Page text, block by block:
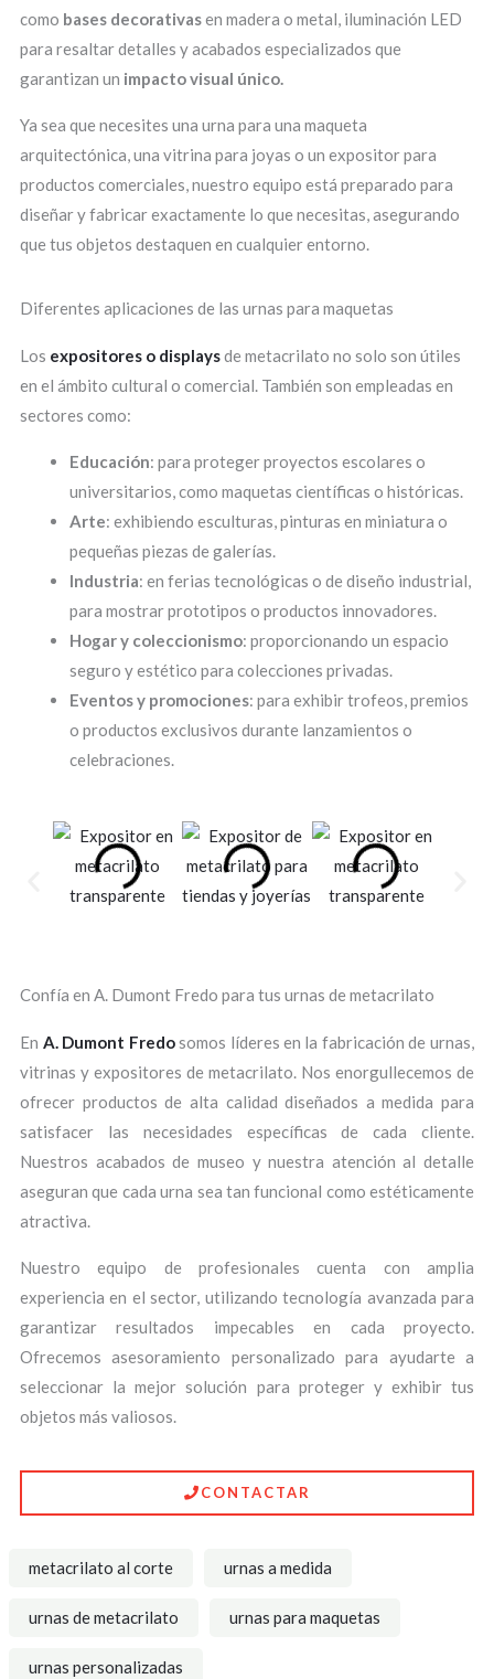
como bases decorativasen madera o metal, iluminación LED
para resaltar detalles y acabados especializados que
garantizan un impacto visual único.
Ya sea que necesites una urna para una maqueta
arquitectónica, una vitrina para joyas o un expositor para
productos comerciales, nuestro equipo está preparado para
diseñar y fabricar exactamente lo que necesitas, asegurando
que tus objetos destaquen en cualquier entorno.
Diferentes aplicaciones de las urnas para maquetas
Los expositores o displaysde metacrilato no solo son útiles
en el ámbito cultural o comercial. También son empleadas en
sectores como:
Educación: para proteger proyectos escolares o
universitarios, como maquetas científicas o históricas.
Arte: exhibiendo esculturas, pinturas en miniatura o
pequeñas piezas de galerías.
Industria: en ferias tecnológicas o de diseño industrial,
para mostrar prototipos o productos innovadores.
Hogar y coleccionismo: proporcionando un espacio
seguro y estético para colecciones privadas.
Eventos y promociones: para exhibir trofeos, premios
o productos exclusivos durante lanzamientos o
celebraciones.
Confía en A. Dumont Fredo para tus urnas de metacrilato
En A. Dumont Fredosomos líderes en la fabricación de urnas,
vitrinas y expositores de metacrilato. Nos enorgullecemos de
ofrecer productos de alta calidad diseñados a medida para
satisfacer las necesidades específicas de cada cliente.
Nuestros acabados de museo y nuestra atención al detalle
aseguran que cada urna sea tan funcional como estéticamente
atractiva.
Nuestro equipo de profesionales cuenta con amplia
experiencia en el sector, utilizando tecnología avanzada para
garantizar resultados impecables en cada proyecto.
Ofrecemos asesoramiento personalizado para ayudarte a
seleccionar la mejor solución para proteger y exhibir tus
objetos más valiosos.
CONTACTAR
metacrilato al corte urnas a medida
urnas de metacrilato urnas para maquetas
urnas personalizadas